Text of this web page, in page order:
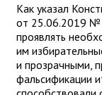
Как указал
от 25.06.2019 №
проявлять
им
и прозрачными,
фальсификации